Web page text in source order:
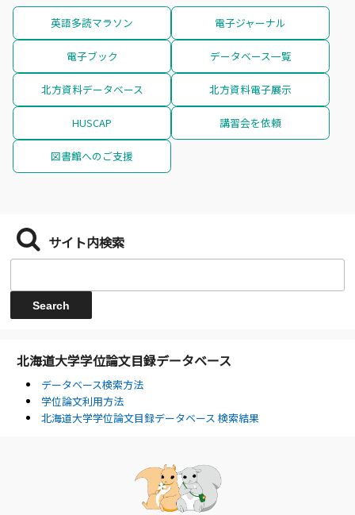
英語多読マラソン 電子ジャーナル
電子ブック データベース一覧
北方資料データベース 北方資料電子展示
HUSCAP 講習会を依頼
図書館へのご支援
サイト内検索
北海道大学学位論文目録データベース
データベース検索方法
学位論文利用方法
北海道大学学位論文目録データベース 検索結果